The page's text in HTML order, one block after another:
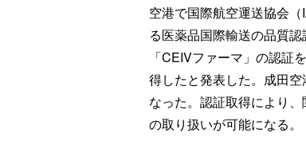
空港で国際航空運送協会（
る医薬品国際輸送の品質
「CEIVファーマ」の認証
得したと発表した。成田空
なった。認証取得により
の取り扱いが可能になる。